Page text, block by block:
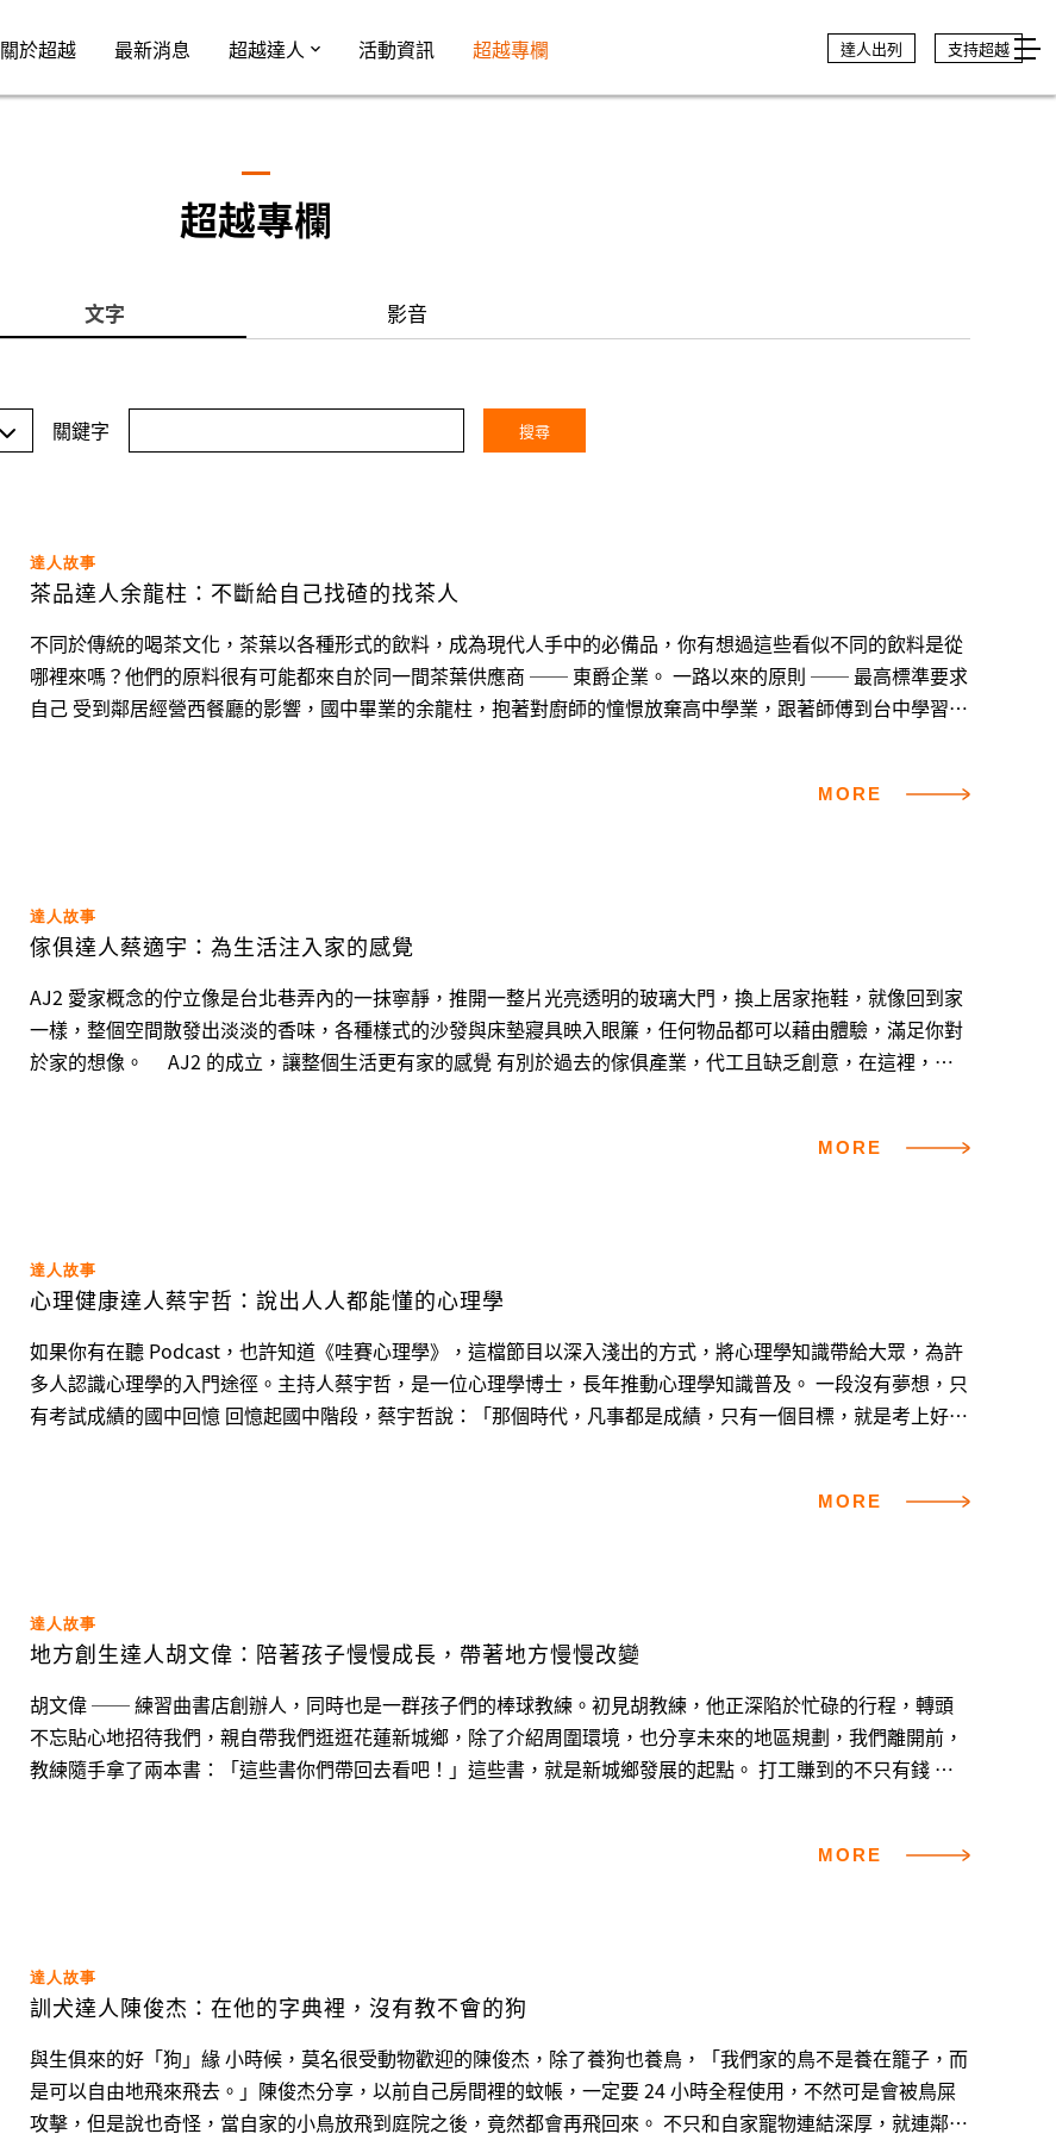
超越專欄
文字 影音
關鍵字
達人故事
茶品達人余龍柱：不斷給自己找碴的找茶人
不同於傳統的喝茶文化，茶葉以各種形式的飲料，成為現代人手中的必備品，你有想過這些看似不同的飲料是從
哪裡來嗎？他們的原料很有可能都來自於同一間茶葉供應商 ── 東爵企業。 一路以來的原則 ── 最高標準要求
自己 受到鄰居經營西餐廳的影響，國中畢業的余龍柱，抱著對廚師的憧憬放棄高中學業，跟著師傅到台中學習餐
部門，因為工作上長時間接觸咖啡、茶葉，余龍柱發現，自己不僅對茶葉的知識有更深入的認識，...
MORE
達人故事
傢俱達人蔡適宇：為生活注入家的感覺
AJ2 愛家概念的佇立像是台北巷弄內的一抹寧靜，推開一整片光亮透明的玻璃大門，換上居家拖鞋，就像回到家
一樣，整個空間散發出淡淡的香味，各種樣式的沙發與床墊寢具映入眼簾，任何物品都可以藉由體驗，滿足你對
於家的想像。 AJ2 的成立，讓整個生活更有家的感覺 有別於過去的傢俱產業，代工且缺乏創意，在這裡，取
MORE
達人故事
心理健康達人蔡宇哲：說出人人都能懂的心理學
如果你有在聽 Podcast，也許知道《哇賽心理學》，這檔節目以深入淺出的方式，將心理學知識帶給大眾，為許
多人認識心理學的入門途徑。主持人蔡宇哲，是一位心理學博士，長年推動心理學知識普及。 一段沒有夢想，只
有考試成績的國中回憶 回憶起國中階段，蔡宇哲說：「那個時代，凡事都是成績，只有一個目標，就是考上好一
MORE
達人故事
地方創生達人胡文偉：陪著孩子慢慢成長，帶著地方慢慢改變
胡文偉 ── 練習曲書店創辦人，同時也是一群孩子們的棒球教練。初見胡教練，他正深陷於忙碌的行程，轉頭
不忘貼心地招待我們，親自帶我們逛逛花蓮新城鄉，除了介紹周圍環境，也分享未來的地區規劃，我們離開前，
教練隨手拿了兩本書：「這些書你們帶回去看吧！」這些書，就是新城鄉發展的起點。 打工賺到的不只有錢 胡
高中那段期間，胡文偉接二連三地打工賺取人生經驗。 從唱片卡帶的業務推銷，到販售汽車零件，...
MORE
達人故事
訓犬達人陳俊杰：在他的字典裡，沒有教不會的狗
與生俱來的好「狗」緣 小時候，莫名很受動物歡迎的陳俊杰，除了養狗也養鳥，「我們家的鳥不是養在籠子，而
是可以自由地飛來飛去。」陳俊杰分享，以前自己房間裡的蚊帳，一定要 24 小時全程使用，不然可是會被鳥屎
攻擊，但是說也奇怪，當自家的小鳥放飛到庭院之後，竟然都會再飛回來。 不只和自家寵物連結深厚，就連鄰居
關於超越 最新消息 超越達人 活動資訊 超越專欄 達人出列 支持超越